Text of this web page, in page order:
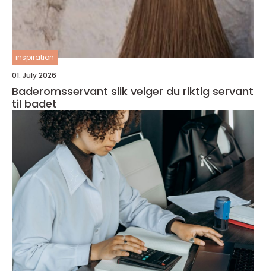
inspiration
01. July 2026
Baderomsservant slik velger du riktig servant
til badet